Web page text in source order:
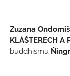
Zuzana
KLÁŠTERECH A
buddhismu